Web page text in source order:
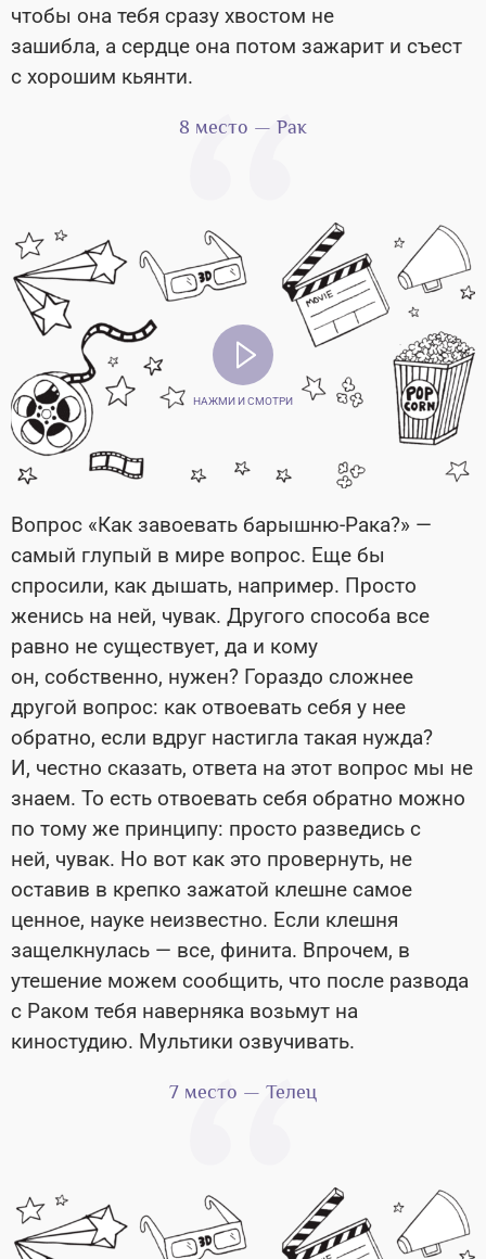
чтобы она тебя сразу хвостом не
зашибла, а сердце она потом зажарит и съест
с хорошим кьянти.
8 место — Рак
НАЖМИ И СМОТРИ
Вопрос «Как завоевать барышню-Рака?» —
самый глупый в мире вопрос. Еще бы
спросили, как дышать, например. Просто
женись на ней, чувак. Другого способа все
равно не существует, да и кому
он, собственно, нужен? Гораздо сложнее
другой вопрос: как отвоевать себя у нее
обратно, если вдруг настигла такая нужда?
И, честно сказать, ответа на этот вопрос мы не
знаем. То есть отвоевать себя обратно можно
по тому же принципу: просто разведись с
ней, чувак. Но вот как это провернуть, не
оставив в крепко зажатой клешне самое
ценное, науке неизвестно. Если клешня
защелкнулась — все, финита. Впрочем, в
утешение можем сообщить, что после развода
с Раком тебя наверняка возьмут на
киностудию. Мультики озвучивать.
7 место — Телец